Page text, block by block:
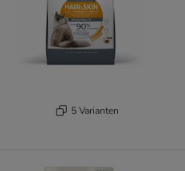
5 Varianten